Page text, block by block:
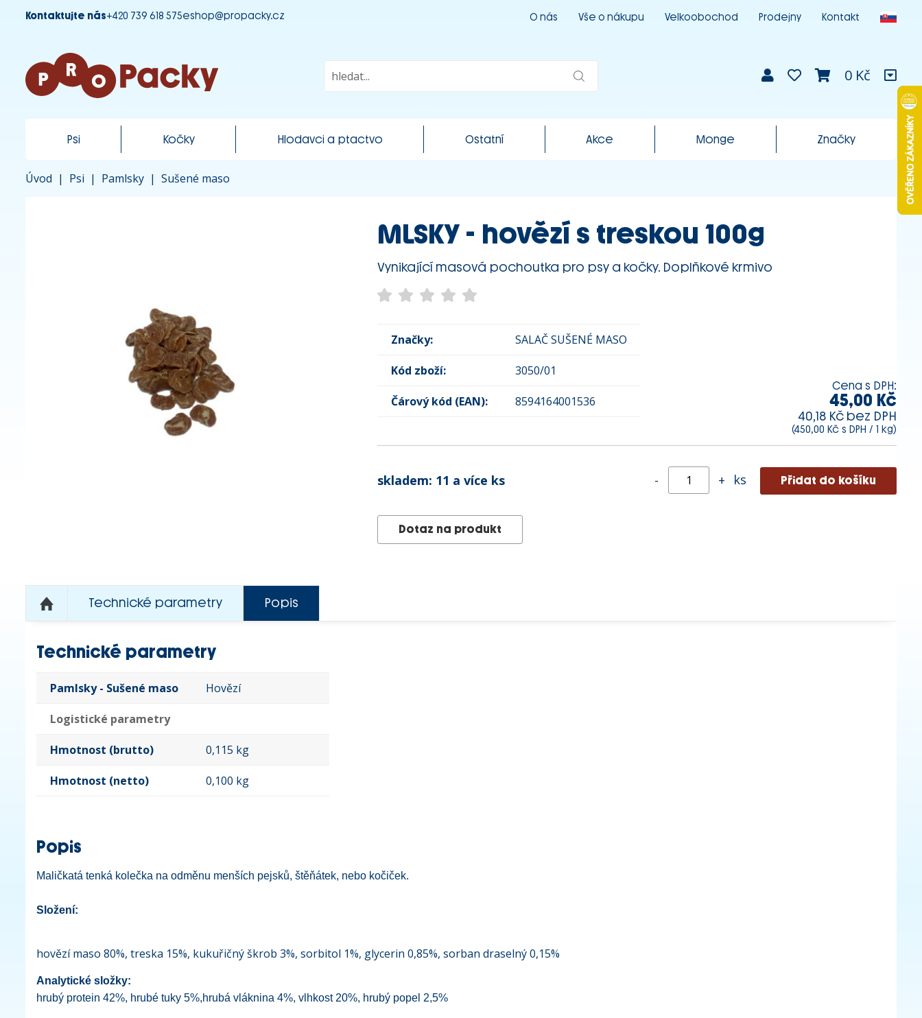
Kontaktujte nás+420 739 618 575eshop@propacky.cz O nás Vše o nákupu Velkoobochod Prodejny Kontakt
0 Kč
Psi Kočky Hlodavci a ptactvo Ostatní Akce Monge Značky
Úvod | Psi | Pamlsky | Sušené maso
MLSKY - hovězí s treskou 100g
Vynikající masová pochoutka pro psy a kočky. Doplňkové krmivo
Značky: SALAČ SUŠENÉ MASO
Kód zboží: 3050/01
Čárový kód (EAN): 8594164001536
Cena s DPH:
45,00 Kč
40,18 Kč bez DPH
(450,00 Kč s DPH / 1 kg)
skladem: 11 a více ks - + ks
Dotaz na produkt
Technické parametry Popis
Technické parametry
Pamlsky - Sušené maso Hovězí
Logistické parametry
Hmotnost (brutto) 0,115 kg
Hmotnost (netto) 0,100 kg
Popis
Maličkatá tenká kolečka na odměnu menších pejsků, štěňátek, nebo kočiček.
Složení:
hovězí maso 80%, treska 15%, kukuřičný škrob 3%, sorbitol 1%, glycerin 0,85%, sorban draselný 0,15%
Analytické složky:
hrubý protein 42%, hrubé tuky 5%,hrubá vláknina 4%, vlhkost 20%, hrubý popel 2,5%